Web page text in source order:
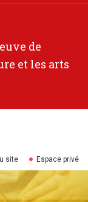
de
et les arts
site Espace privé